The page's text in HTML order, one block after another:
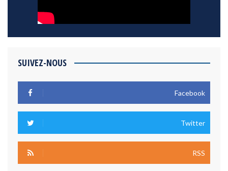
SUIVEZ-NOUS
Facebook
Twitter
RSS